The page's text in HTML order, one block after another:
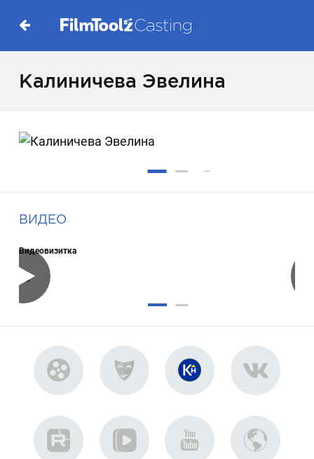
Калиничева Эвелина
ВИДЕО
Видеовизитка